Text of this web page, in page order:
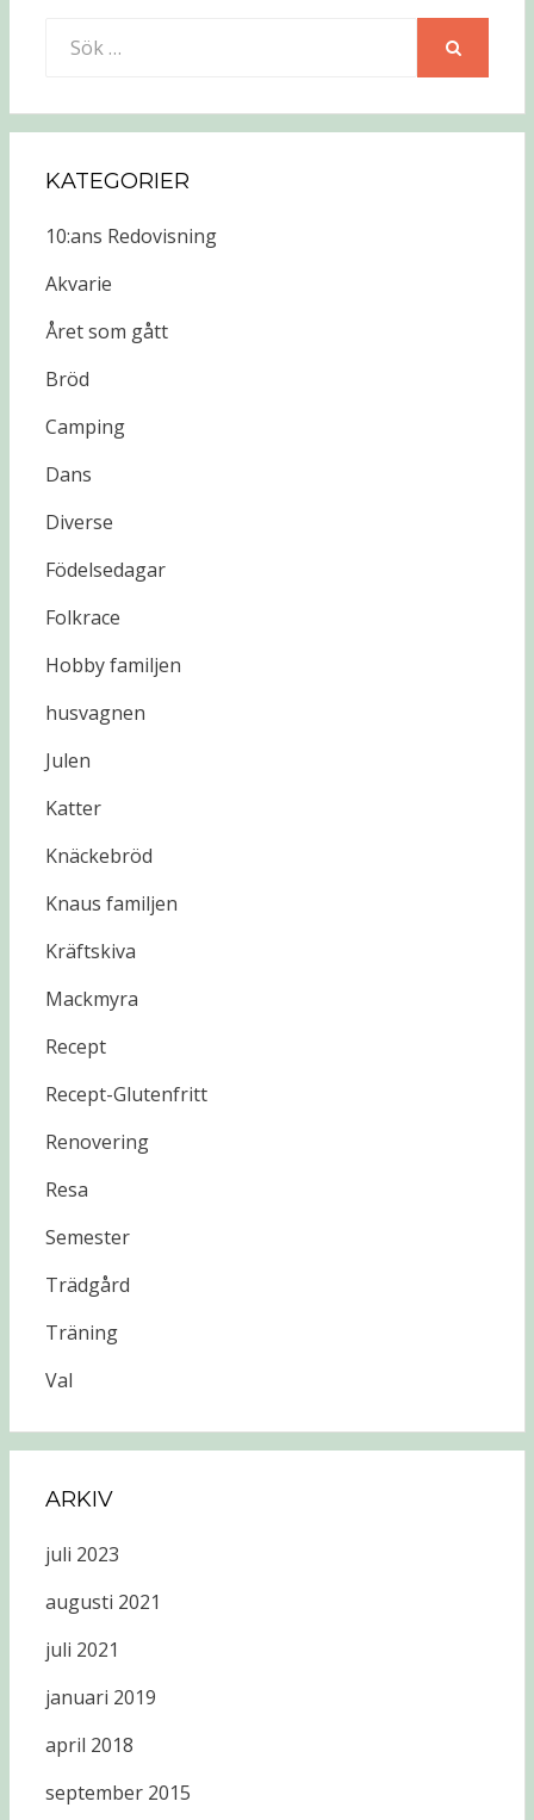
efter:
KATEGORIER
10:ans Redovisning
Akvarie
Året som gått
Bröd
Camping
Dans
Diverse
Födelsedagar
Folkrace
Hobby familjen
husvagnen
Julen
Katter
Knäckebröd
Knaus familjen
Kräftskiva
Mackmyra
Recept
Recept-Glutenfritt
Renovering
Resa
Semester
Trädgård
Träning
Val
ARKIV
juli 2023
augusti 2021
juli 2021
januari 2019
april 2018
september 2015